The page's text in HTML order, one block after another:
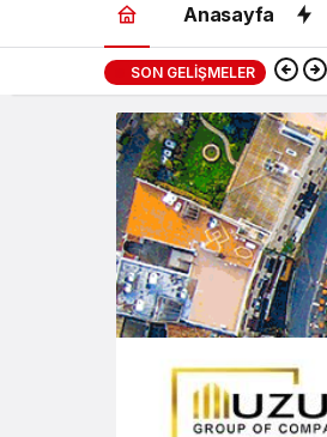
Anasayfa
SON GELIŞMELER